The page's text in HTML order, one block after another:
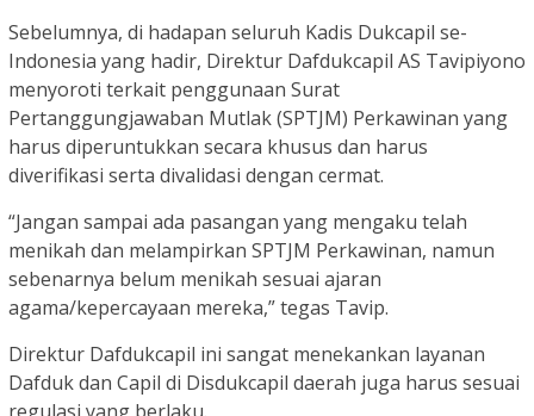
Sebelumnya, di hadapan seluruh Kadis Dukcapil se-
Indonesia yang hadir, Direktur Dafdukcapil AS Tavipiyono
menyoroti terkait penggunaan Surat
Pertanggungjawaban Mutlak (SPTJM) Perkawinan yang
harus diperuntukkan secara khusus dan harus
diverifikasi serta divalidasi dengan cermat.
“Jangan sampai ada pasangan yang mengaku telah
menikah dan melampirkan SPTJM Perkawinan, namun
sebenarnya belum menikah sesuai ajaran
agama/kepercayaan mereka,” tegas Tavip.
Direktur Dafdukcapil ini sangat menekankan layanan
Dafduk dan Capil di Disdukcapil daerah juga harus sesuai